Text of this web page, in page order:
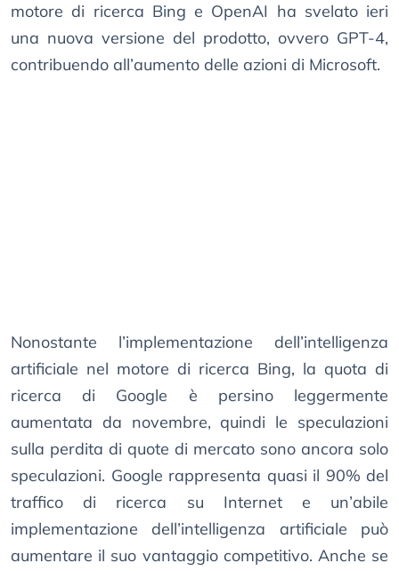
motore di ricerca Bing e OpenAI ha svelato ieri
una nuova versione del prodotto, ovvero GPT-4,
contribuendo all’aumento delle azioni di Microsoft.
Nonostante l’implementazione dell’intelligenza
artificiale nel motore di ricerca Bing, la quota di
ricerca di Google è persino leggermente
aumentata da novembre, quindi le speculazioni
sulla perdita di quote di mercato sono ancora solo
speculazioni. Google rappresenta quasi il 90% del
traffico di ricerca su Internet e un’abile
implementazione dell’intelligenza artificiale può
aumentare il suo vantaggio competitivo. Anche se